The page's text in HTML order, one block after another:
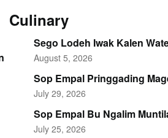
Culinary
Sego Lodeh Iwak Kalen
August 5, 2026
Sop Empal Pringgading
July 29, 2026
Sop Empal Bu Ngalim
July 25, 2026